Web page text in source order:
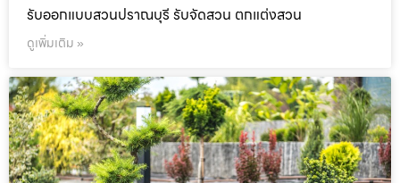
รับออกแบบสวนปราณบุรี รับจัดสวน ตกแต่งสวน
ดูเพิ่มเติม »